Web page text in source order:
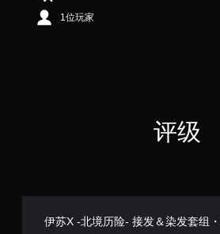
1位玩家
评级
伊苏X -北境历险- 接发＆染发套组